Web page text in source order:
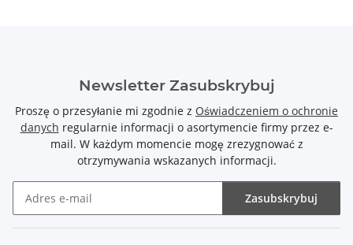
Newsletter Zasubskrybuj
Proszę o przesyłanie mi zgodnie z Oświadczeniem o ochronie
danych regularnie informacji o asortymencie firmy przez e-
mail. W każdym momencie mogę zrezygnować z
otrzymywania wskazanych informacji.
Zasubskrybuj